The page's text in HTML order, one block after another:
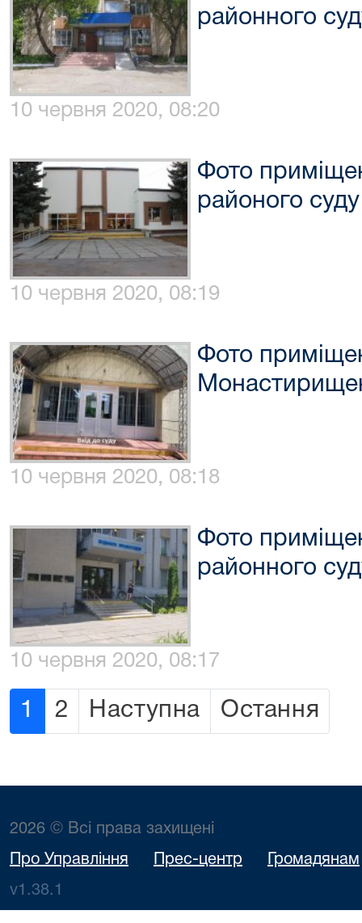
районного
10 червня 2020, 08:20
Фото
районого суду
10 червня 2020, 08:19
Фото
10 червня 2020, 08:18
Фото
районного
10 червня 2020, 08:17
1 2 Наступна Остання
2026 © Всі права захищені
Про Управління Прес-центр Громадянам
v1.38.1